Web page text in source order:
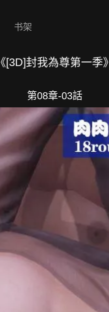
书架
《[3D]封我為尊第一季》
第08章-03話